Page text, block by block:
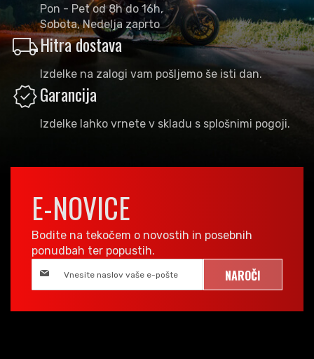
Pon - Pet od 8h do 16h,
Sobota, Nedelja zaprto
local_shippingHitra dostava
Izdelke na zalogi vam pošljemo še isti dan.
verifiedGarancija
Izdelke lahko vrnete v skladu s splošnimi pogoji.
E-NOVICE
Bodite na tekočem o novostih in posebnih
ponudbah ter popustih.
NAROČI